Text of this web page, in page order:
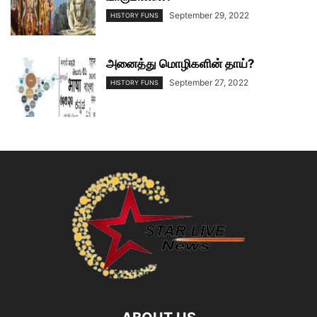
HISTORY FUNS September 29, 2022
அனைத்து மொழிகளின் தாய்?
HISTORY FUNS September 27, 2022